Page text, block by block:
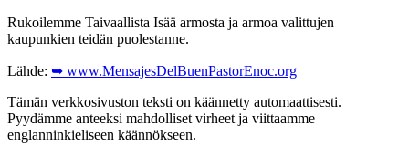
Rukoilemme Taivaallista Isää armosta ja armoa valittujen
kaupunkien teidän puolestanne.
Lähde: ➥ www.MensajesDelBuenPastorEnoc.org
Tämän verkkosivuston teksti on käännetty automaattisesti.
Pyydämme anteeksi mahdolliset virheet ja viittaamme
englanninkieliseen käännökseen.